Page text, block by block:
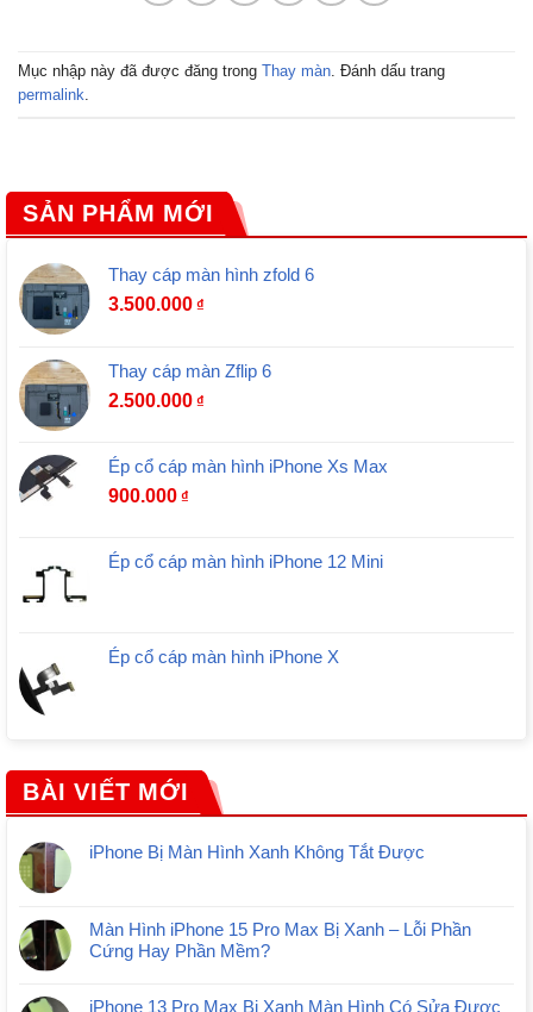
Mục nhập này đã được đăng trong Thay màn . Đánh dấu trang
permalink
SẢN PHẨM MỚI
Thay cáp màn hình zfold 6
3.500.000 ₫
Thay cáp màn Zflip 6
2.500.000 ₫
Ép cổ cáp màn hình iPhone Xs Max
900.000 ₫
Ép cổ cáp màn hình iPhone 12 Mini
Ép cổ cáp màn hình iPhone X
BÀI VIẾT MỚI
iPhone Bị Màn Hình Xanh Không Tắt Được
Màn Hình iPhone 15 Pro Max Bị Xanh – Lỗi Phần
Cứng Hay Phần Mềm?
iPhone 13 Pro Max Bị Xanh Màn Hình Có Sửa Được